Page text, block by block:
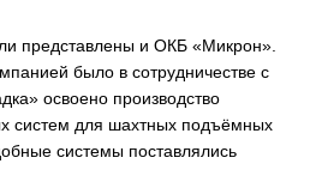
представлены и ОКБ «Микрон».
было в сотрудничестве с
освоено производство
систем для шахтных подъёмных
системы поставлялись